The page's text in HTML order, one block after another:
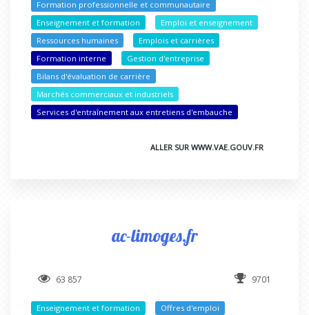
Formation professionnelle et communautaire
Enseignement et formation
Emploi et enseignement
Ressources humaines
Emplois et carrières
Formation interne
Gestion d'entreprise
Bilans d'évaluation de carrière
Marchés commerciaux et industriels
Services d'entraînement aux entretiens d'embauche
ALLER SUR WWW.VAE.GOUV.FR
ac-limoges.fr
63 857 9701
Enseignement et formation
Offres d'emploi